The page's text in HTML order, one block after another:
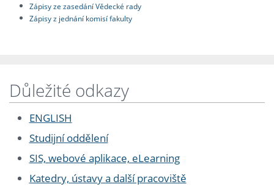
Zápisy ze zasedání Vědecké rady
Zápisy z jednání komisí fakulty
Důležité odkazy
ENGLISH
Studijní oddělení
SIS, webové aplikace, eLearning
Katedry, ústavy a další pracoviště